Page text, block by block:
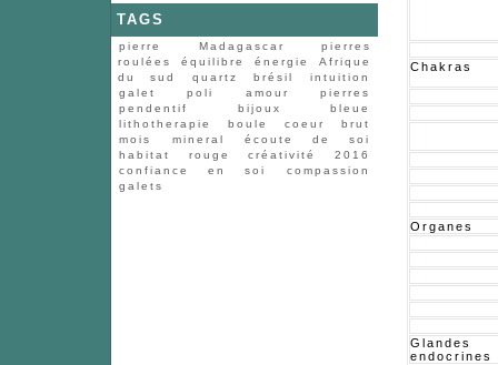
TAGS
pierre Madagascar
pierres
roulées
équilibre énergie
Afrique
du sud
quartz brésil
intuition
galet
poli amour
pierres
pendentif
bijoux
bleue
lithotherapie
boule coeur
brut
mois
mineral
écoute de soi
habitat
rouge créativité
2016
confiance en soi
compassion
galets
Chakras
Organes
Glandes
endocrines